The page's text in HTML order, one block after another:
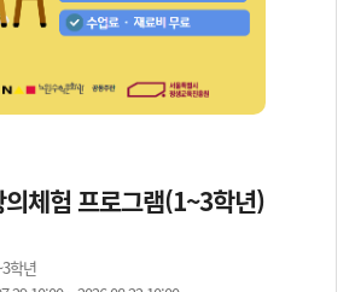
체험 프로그램(1~3학년)
학년